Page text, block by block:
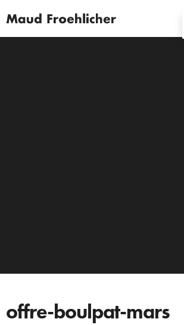
offre-boulpat-mars